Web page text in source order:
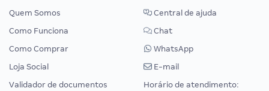
Quem Somos
Como Funciona
Como Comprar
Loja Social
Validador de documentos
Central de ajuda
Chat
WhatsApp
E-mail
Horário de atendimento: